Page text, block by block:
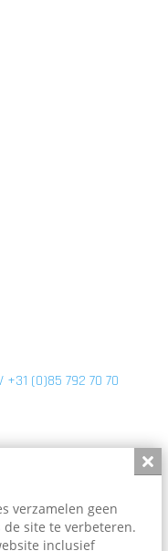
+31 (0)85 792 70 70
verzamelen geen
de site te verbeteren.
inclusief